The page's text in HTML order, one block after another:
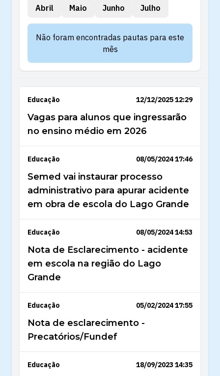
Abril
Maio Junho Julho
Não foram encontradas pautas para este
mês
Educação 12/12/2025 12:29
Vagas para alunos que ingressarão
no ensino médio em 2026
Educação 08/05/2024 17:46
Semed vai instaurar processo
administrativo para apurar acidente
em obra de escola do Lago Grande
Educação 08/05/2024 14:53
Nota de Esclarecimento - acidente
em escola na região do Lago
Grande
Educação 05/02/2024 17:55
Nota de esclarecimento -
Precatórios/Fundef
Educação 18/09/2023 14:35